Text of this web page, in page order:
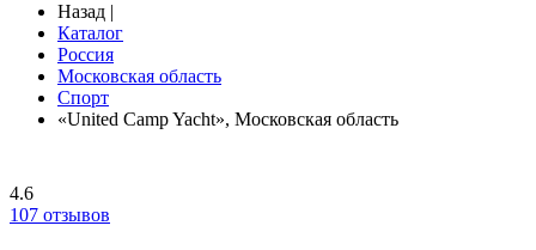
Назад |
Каталог
Россия
Московская область
Спорт
«United Camp Yacht», Московская область
4.6
107 отзывов